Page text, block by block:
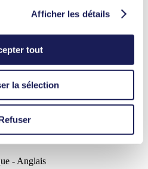
Afficher les détails
tout
la sélection
% sans huile
fluide en PTFE/FFPM, résistantes
extrêmement agressifs/corrosifs
2/-G IIB+H2 T3 uniquement
FT.18
- Anglais